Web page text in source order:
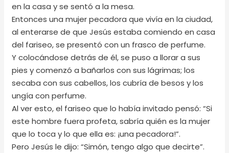
en la casa y se sentó a la mesa.
Entonces una mujer pecadora que vivía en la ciudad,
al enterarse de que Jesús estaba comiendo en casa
del fariseo, se presentó con un frasco de perfume.
Y colocándose detrás de él, se puso a llorar a sus
pies y comenzó a bañarlos con sus lágrimas; los
secaba con sus cabellos, los cubría de besos y los
ungía con perfume.
Al ver esto, el fariseo que lo había invitado pensó: “Si
este hombre fuera profeta, sabría quién es la mujer
que lo toca y lo que ella es: ¡una pecadora!”.
Pero Jesús le dijo: “Simón, tengo algo que decirte”.